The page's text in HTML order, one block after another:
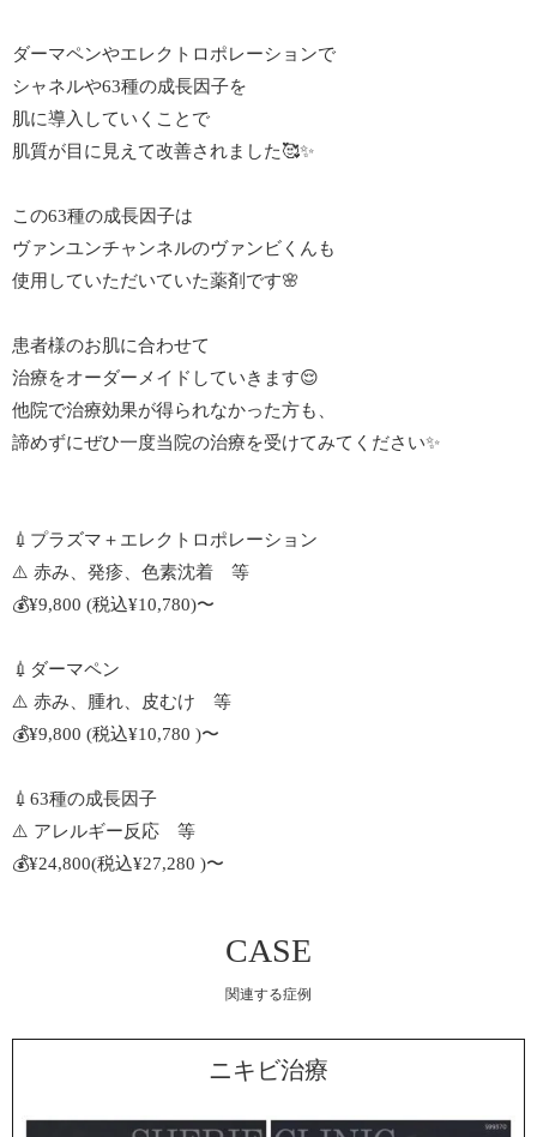
ダーマペンやエレクトロポレーションで
シャネルや63種の成長因子を
肌に導入していくことで
肌質が目に見えて改善されました🥰✨
この63種の成長因子は
ヴァンユンチャンネルのヴァンビくんも
使用していただいていた薬剤です🌸
患者様のお肌に合わせて
治療をオーダーメイドしていきます😌
他院で治療効果が得られなかった方も、
諦めずにぜひ一度当院の治療を受けてみてください✨
💉プラズマ＋エレクトロポレーション
⚠️ 赤み、発疹、色素沈着 等
💰¥9,800 (税込¥10,780)〜
💉ダーマペン
⚠️ 赤み、腫れ、皮むけ 等
💰¥9,800 (税込¥10,780 )〜
💉63種の成長因子
⚠️ アレルギー反応 等
💰¥24,800(税込¥27,280 )〜
CASE
関連する症例
ニキビ治療